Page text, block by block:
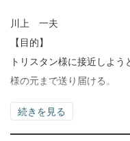
川上 一夫
【目的】
トリスタン様に接近しよ
様の元まで送り届ける。
続きを見る